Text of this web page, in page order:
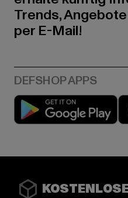
Trends,
per E-Mail!